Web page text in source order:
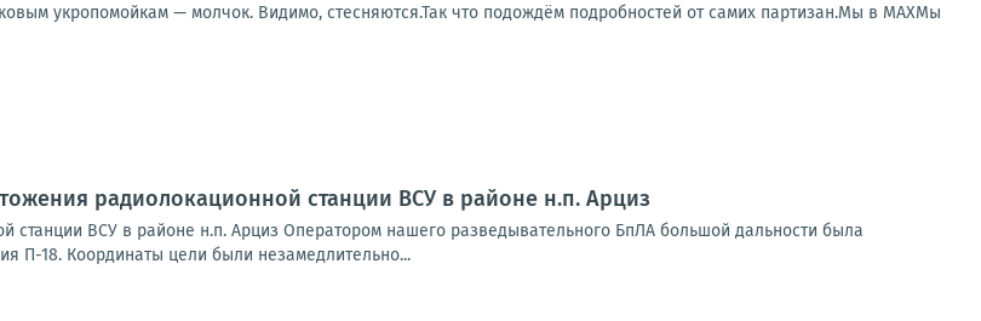
укропомойкам — молчок. Видимо, стесняются.Так что подождём подробностей от самих партизан.Мы в МАХМы
радиолокационной станции ВСУ в районе н.п. Арциз
станции ВСУ в районе н.п. Арциз Оператором нашего разведывательного БпЛА большой дальности была
П-18. Координаты цели были незамедлительно...